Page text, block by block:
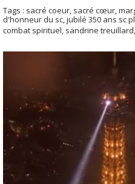
Tags : sacré coeur, sacré cœur,
d'honneur du sc,jubilé 350 ans sc
combat spirituel, sandrine treuillard,